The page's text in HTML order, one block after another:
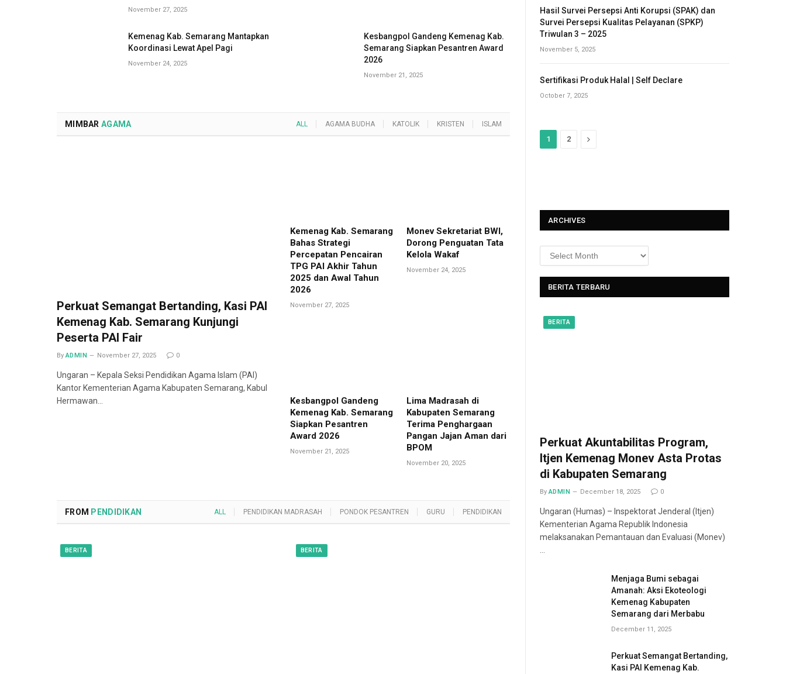
November 27, 2025
Kemenag Kab. Semarang Mantapkan
Koordinasi Lewat Apel Pagi
November 24, 2025
Kesbangpol Gandeng Kemenag Kab.
Semarang Siapkan Pesantren Award
2026
November 21, 2025
MIMBAR AGAMA ALL AGAMA BUDHA KATOLIK KRISTEN ISLAM
Perkuat Semangat Bertanding, Kasi PAI
Kemenag Kab. Semarang Kunjungi
Peserta PAI Fair
By ADMIN November 27, 2025 0
Ungaran – Kepala Seksi Pendidikan Agama Islam (PAI)
Kantor Kementerian Agama Kabupaten Semarang, Kabul
Hermawan…
Kemenag Kab. Semarang
Bahas Strategi
Percepatan Pencairan
TPG PAI Akhir Tahun
2025 dan Awal Tahun
2026
November 27, 2025
Monev Sekretariat BWI,
Dorong Penguatan Tata
Kelola Wakaf
November 24, 2025
Kesbangpol Gandeng
Kemenag Kab. Semarang
Siapkan Pesantren
Award 2026
November 21, 2025
Lima Madrasah di
Kabupaten Semarang
Terima Penghargaan
Pangan Jajan Aman dari
BPOM
November 20, 2025
FROM PENDIDIKAN ALL PENDIDIKAN MADRASAH PONDOK PESANTREN GURU PENDIDIKAN
BERITA BERITA
Hasil Survei Persepsi Anti Korupsi (SPAK) dan
Survei Persepsi Kualitas Pelayanan (SPKP)
Triwulan 3 – 2025
November 5, 2025
Sertifikasi Produk Halal | Self Declare
October 7, 2025
1 2
N
ARCHIVES
BERITA TERBARU
BERITA
Perkuat Akuntabilitas Program,
Itjen Kemenag Monev Asta Protas
di Kabupaten Semarang
By ADMIN December 18, 2025 0
Ungaran (Humas) – Inspektorat Jenderal (Itjen)
Kementerian Agama Republik Indonesia
melaksanakan Pemantauan dan Evaluasi (Monev)
…
Menjaga Bumi sebagai
Amanah: Aksi Ekoteologi
Kemenag Kabupaten
Semarang dari Merbabu
December 11, 2025
Perkuat Semangat Bertanding,
Kasi PAI Kemenag Kab.